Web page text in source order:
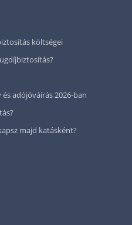
költségei
adójóváírás 2026-ban
majd katásként?